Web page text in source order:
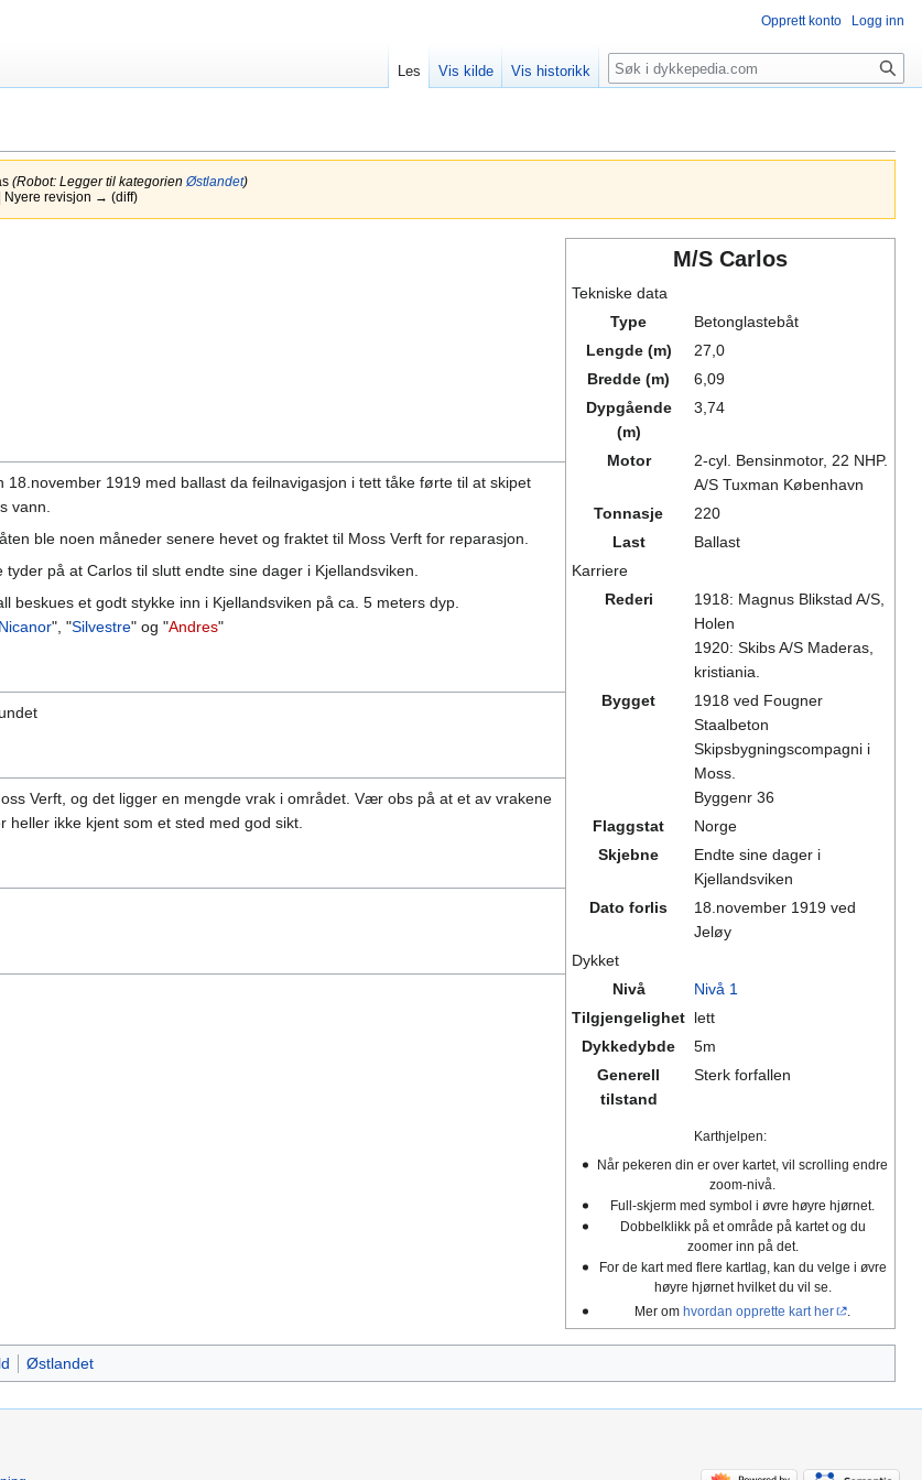
(Robot: Legger til kategorien Østlandet)
Nyere revisjon → (diff)
M/S Carlos
Tekniske data
Type
Betonglastebåt
Lengde (m)
27,0
Bredde (m)
6,09
Dypgående
(m)
3,74
Motor
2-cyl. Bensinmotor, 22 NHP.
A/S Tuxman København
Tonnasje
220
Last
Ballast
Karriere
Rederi
1918: Magnus Blikstad A/S,
Holen
1920: Skibs A/S Maderas,
kristiania.
Bygget
1918 ved Fougner
Staalbeton
Skipsbygningscompagni i
Moss.
Byggenr 36
Flaggstat
Norge
Skjebne
Endte sine dager i
Kjellandsviken
Dato forlis
18.november 1919 ved
Jeløy
Dykket
Nivå
Nivå 1
Tilgjengelighet lett
Dykkedybde
5m
Generell
tilstand
Sterk forfallen
Karthjelpen:
Når pekeren din er over kartet, vil scrolling endre
zoom-nivå.
Full-skjerm med symbol i øvre høyre hjørnet.
Dobbelklikk på et område på kartet og du
zoomer inn på det.
For de kart med flere kartlag, kan du velge i øvre
høyre hjørnet hvilket du vil se.
Mer om hvordan opprette kart her
18.november 1919 med ballast da feilnavigasjon i tett tåke førte til at skipet
vann.
ble noen måneder senere hevet og fraktet til Moss Verft for reparasjon.
på at Carlos til slutt endte sine dager i Kjellandsviken.
beskues et godt stykke inn i Kjellandsviken på ca. 5 meters dyp.
Nicanor", "Silvestre" og "Andres"
Verft, og det ligger en mengde vrak i området. Vær obs på at et av vrakene
ikke kjent som et sted med god sikt.
Østlandet
Opprett konto Logg inn
Les Vis kilde Vis historikk Søk